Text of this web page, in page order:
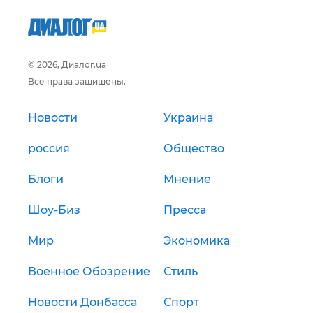
© 2026, Диалог.ua
Все права защищены.
Новости Украина
россия Общество
Блоги Мнение
Шоу-Биз Пресса
Мир Экономика
Военное Обозрение Стиль
Новости Донбасса Спорт